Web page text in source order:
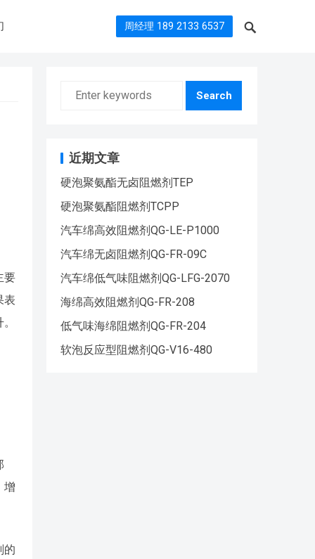
周经理 189 2133 6537
要
表
增
的
Search
近期文章
硬泡聚氨酯无卤阻燃剂TEP
硬泡聚氨酯阻燃剂TCPP
汽车绵高效阻燃剂QG-LE-P1000
汽车绵无卤阻燃剂QG-FR-09C
汽车绵低气味阻燃剂QG-LFG-2070
海绵高效阻燃剂QG-FR-208
低气味海绵阻燃剂QG-FR-204
软泡反应型阻燃剂QG-V16-480